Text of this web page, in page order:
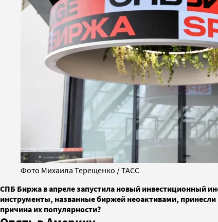
Фото Михаила Терещенко / ТАСС
СПБ Биржа в апреле запустила новый инвестиционный
инструменты, названные биржей неоактивами,
причина их популярности?